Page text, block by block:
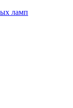
ламп